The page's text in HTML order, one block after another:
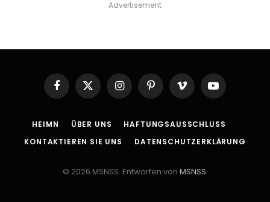
Advertisement
Facebook
X
(Twitter)
InstagramPinterestVimeo YouTube
HEIMN ÜBER UNS
HAFTUNGSAUSSCHLUSS
KONTAKTIEREN SIE UNS
DATENSCHUTZERKLÄRUNG
© 2026 MSNSS. Entworfen von MSNSS.